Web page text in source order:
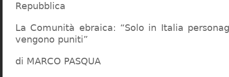
Repubblica
La Comunità ebraica: “Solo in Italia
vengono puniti”
di MARCO PASQUA